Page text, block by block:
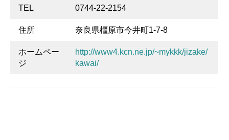
TEL 0744-22-2154
住所 奈良県橿原市今井町1-7-8
ホームペー
ジ
http://www4.kcn.ne.jp/~mykkk/jizake/
kawai/